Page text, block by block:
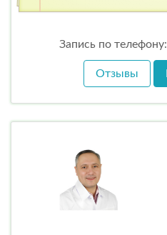
Запись по телефону:
Отзывы